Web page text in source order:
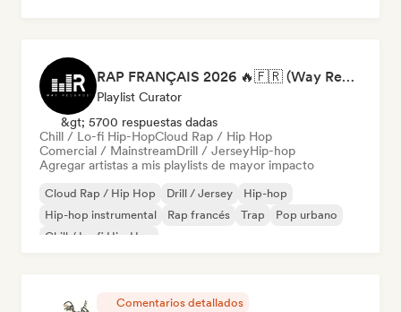
RAP FRANÇAIS 2026 🔥🇫🇷 (Way Records)
Playlist Curator
&gt; 5700 respuestas dadas
Chill / Lo-fi Hip-HopCloud Rap / Hip Hop
Comercial / MainstreamDrill / JerseyHip-hop
Agregar artistas a mis playlists de mayor impacto
Cloud Rap / Hip Hop Drill / Jersey
Hip-hop
Hip-hop instrumental
Rap francés Trap
Pop urbano
Chill / Lo-fi Hip-Hop
Comentarios detallados